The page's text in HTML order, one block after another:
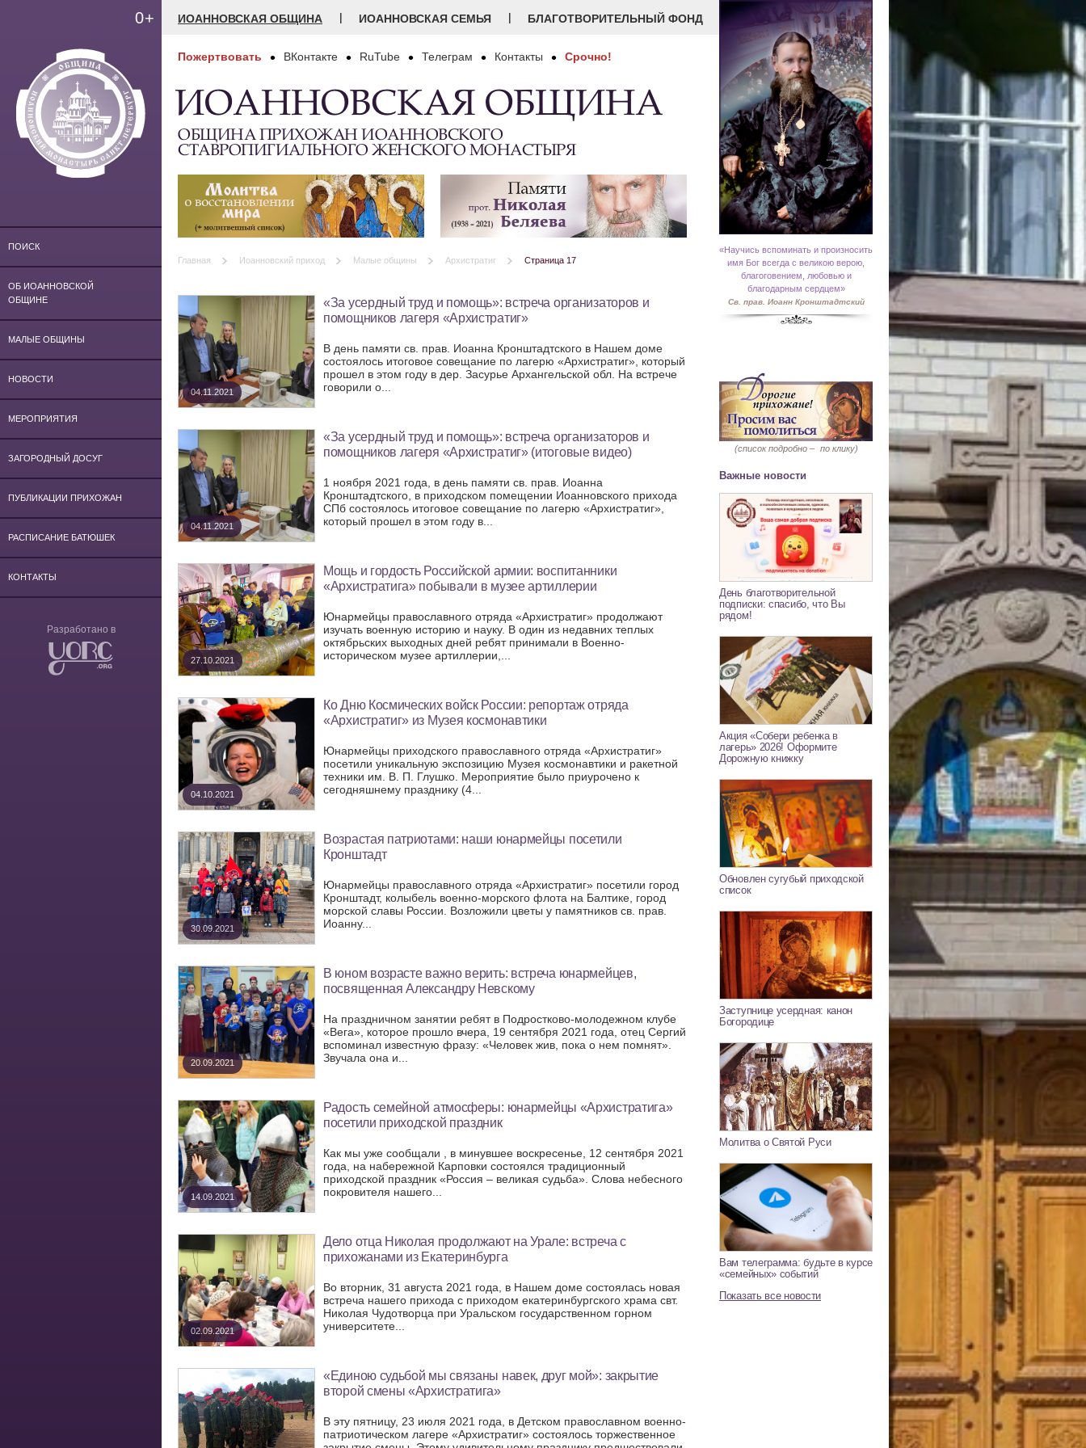
0+
ПОИСК
ОБ ИОАННОВСКОЙ
ОБЩИНЕ
МАЛЫЕ ОБЩИНЫ
НОВОСТИ
МЕРОПРИЯТИЯ
ЗАГОРОДНЫЙ ДОСУГ
ПУБЛИКАЦИИ ПРИХОЖАН
РАСПИСАНИЕ БАТЮШЕК
КОНТАКТЫ
Разработано в
ИОАННОВСКАЯ ОБЩИНА | ИОАННОВСКАЯ СЕМЬЯ | БЛАГОТВОРИТЕЛЬНЫЙ ФОНД
Пожертвовать ВКонтакте RuTube Телеграм Контакты Срочно!
ИОАННОВСКАЯ ОБЩИНА
ОБЩИНА ПРИХОЖАН ИОАННОВСКОГО
СТАВРОПИГИАЛЬНОГО ЖЕНСКОГО МОНАСТЫРЯ
Главная Иоанновский приход Малые общины Архистратиг Страница 17
04.11.2021
«За усердный труд и помощь»: встреча организаторов и
помощников лагеря «Архистратиг»
В день памяти св. прав. Иоанна Кронштадтского в Нашем доме
состоялось итоговое совещание по лагерю «Архистратиг», который
прошел в этом году в дер. Засурье Архангельской обл. На встрече
говорили о...
04.11.2021
«За усердный труд и помощь»: встреча организаторов и
помощников лагеря «Архистратиг» (итоговые видео)
1 ноября 2021 года, в день памяти св. прав. Иоанна
Кронштадтского, в приходском помещении Иоанновского прихода
СПб состоялось итоговое совещание по лагерю «Архистратиг»,
который прошел в этом году в...
27.10.2021
Мощь и гордость Российской армии: воспитанники
«Архистратига» побывали в музее артиллерии
Юнармейцы православного отряда «Архистратиг» продолжают
изучать военную историю и науку. В один из недавних теплых
октябрьских выходных дней ребят принимали в Военно-
историческом музее артиллерии,...
04.10.2021
Ко Дню Космических войск России: репортаж отряда
«Архистратиг» из Музея космонавтики
Юнармейцы приходского православного отряда «Архистратиг»
посетили уникальную экспозицию Музея космонавтики и ракетной
техники им. В. П. Глушко. Мероприятие было приурочено к
сегодняшнему празднику (4...
30.09.2021
Возрастая патриотами: наши юнармейцы посетили
Кронштадт
Юнармейцы православного отряда «Архистратиг» посетили город
Кронштадт, колыбель военно-морского флота на Балтике, город
морской славы России. Возложили цветы у памятников св. прав.
Иоанну...
20.09.2021
В юном возрасте важно верить: встреча юнармейцев,
посвященная Александру Невскому
На праздничном занятии ребят в Подростково-молодежном клубе
«Вега», которое прошло вчера, 19 сентября 2021 года, отец Сергий
вспоминал известную фразу: «Человек жив, пока о нем помнят».
Звучала она и...
14.09.2021
Радость семейной атмосферы: юнармейцы «Архистратига»
посетили приходской праздник
Как мы уже сообщали , в минувшее воскресенье, 12 сентября 2021
года, на набережной Карповки состоялся традиционный
приходской праздник «Россия – великая судьба». Слова небесного
покровителя нашего...
02.09.2021
Дело отца Николая продолжают на Урале: встреча с
прихожанами из Екатеринбурга
Во вторник, 31 августа 2021 года, в Нашем доме состоялась новая
встреча нашего прихода с приходом екатеринбургского храма свт.
Николая Чудотворца при Уральском государственном горном
университете...
«Единою судьбой мы связаны навек, друг мой»: закрытие
второй смены «Архистратига»
В эту пятницу, 23 июля 2021 года, в Детском православном военно-
патриотическом лагере «Архистратиг» состоялось торжественное
«Научись вспоминать и произносить
имя Бог всегда с великою верою,
благоговением, любовью и
благодарным сердцем»
Св. прав. Иоанн Кронштадтский
(список подробно – по клику)
Важные новости
День благотворительной
подписки: спасибо, что Вы
рядом!
Акция «Собери ребенка в
лагерь» 2026! Оформите
Дорожную книжку
Обновлен сугубый приходской
список
Заступнице усердная: канон
Богородице
Молитва о Святой Руси
Вам телеграмма: будьте в курсе
«семейных» событий
Показать все новости